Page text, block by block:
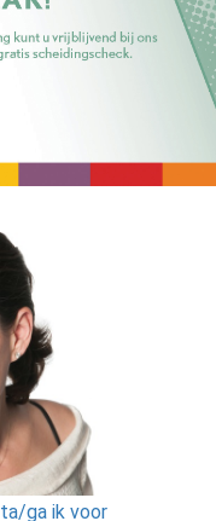
ga ik voor